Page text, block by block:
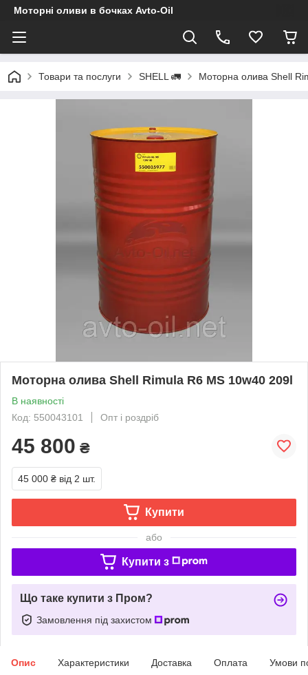
Моторні оливи в бочках Avto-Oil
Товари та послуги SHELL 🚛 Моторна олива Shell
Моторна олива Shell Rimula R6 MS 10w40 209l
В наявності
Код: 550043101
Опт і роздріб
45 800 ₴
45 000 ₴ від 2 шт.
Купити
або
Купити з
Що таке купити з Пром?
Замовлення під захистом
Опис Характеристики Доставка Оплата Умови